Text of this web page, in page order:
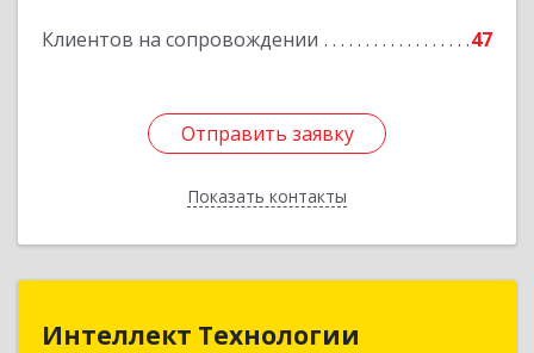
Клиентов на сопровождении 47
Отправить заявку
Показать контакты
Отправить заявку
Назад
Интеллект Технологии